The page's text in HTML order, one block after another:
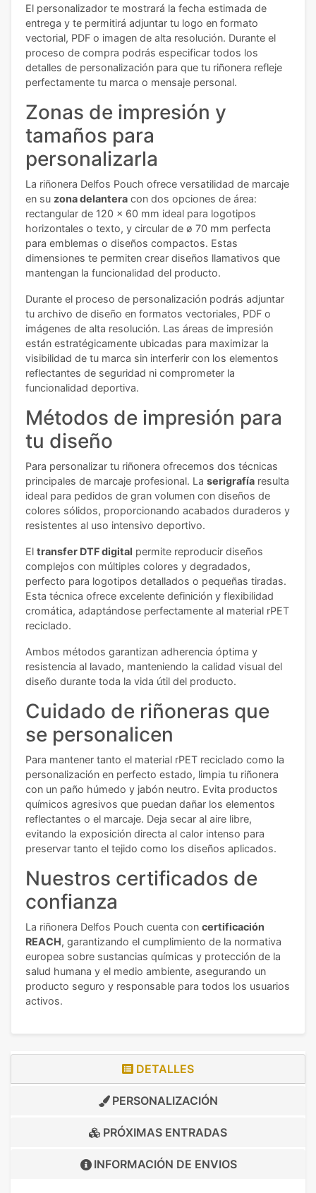
El personalizador te mostrará la fecha estimada de
entrega y te permitirá adjuntar tu logo en formato
vectorial, PDF o imagen de alta resolución. Durante el
proceso de compra podrás especificar todos los
detalles de personalización para que tu riñonera refleje
perfectamente tu marca o mensaje personal.
Zonas de impresión y
tamaños para
personalizarla
La riñonera Delfos Pouch ofrece versatilidad de marcaje
en su zona delantera con dos opciones de área:
rectangular de 120 x 60 mm ideal para logotipos
horizontales o texto, y circular de ø 70 mm perfecta
para emblemas o diseños compactos. Estas
dimensiones te permiten crear diseños llamativos que
mantengan la funcionalidad del producto.
Durante el proceso de personalización podrás adjuntar
tu archivo de diseño en formatos vectoriales, PDF o
imágenes de alta resolución. Las áreas de impresión
están estratégicamente ubicadas para maximizar la
visibilidad de tu marca sin interferir con los elementos
reflectantes de seguridad ni comprometer la
funcionalidad deportiva.
Métodos de impresión para
tu diseño
Para personalizar tu riñonera ofrecemos dos técnicas
principales de marcaje profesional. La serigrafía resulta
ideal para pedidos de gran volumen con diseños de
colores sólidos, proporcionando acabados duraderos y
resistentes al uso intensivo deportivo.
El transfer DTF digital permite reproducir diseños
complejos con múltiples colores y degradados,
perfecto para logotipos detallados o pequeñas tiradas.
Esta técnica ofrece excelente definición y flexibilidad
cromática, adaptándose perfectamente al material rPET
reciclado.
Ambos métodos garantizan adherencia óptima y
resistencia al lavado, manteniendo la calidad visual del
diseño durante toda la vida útil del producto.
Cuidado de riñoneras que
se personalicen
Para mantener tanto el material rPET reciclado como la
personalización en perfecto estado, limpia tu riñonera
con un paño húmedo y jabón neutro. Evita productos
químicos agresivos que puedan dañar los elementos
reflectantes o el marcaje. Deja secar al aire libre,
evitando la exposición directa al calor intenso para
preservar tanto el tejido como los diseños aplicados.
Nuestros certificados de
confianza
La riñonera Delfos Pouch cuenta con certificación
REACH, garantizando el cumplimiento de la normativa
europea sobre sustancias químicas y protección de la
salud humana y el medio ambiente, asegurando un
producto seguro y responsable para todos los usuarios
activos.
DETALLES
PERSONALIZACIÓN
PRÓXIMAS ENTRADAS
INFORMACIÓN DE ENVIOS